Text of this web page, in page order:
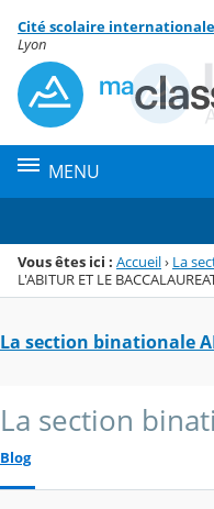
Menu de la rubrique
Contenu
Cité scolaire internationale
Lyon
MENU
Vous êtes ici : Accueil› La
L'ABITUR ET LE
La section binationale
La section
Blog